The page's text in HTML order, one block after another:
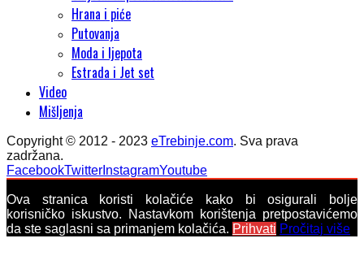
Hrana i piće
Putovanja
Moda i ljepota
Estrada i Jet set
Video
Mišljenja
Copyright © 2012 - 2023 eTrebinje.com. Sva prava
zadržana.
FacebookTwitter InstagramYoutube
Ova stranica koristi kolačiće kako bi osigurali bolje
korisničko iskustvo. Nastavkom korištenja pretpostavićemo
da ste saglasni sa primanjem kolačića. Prihvati Pročitaj više